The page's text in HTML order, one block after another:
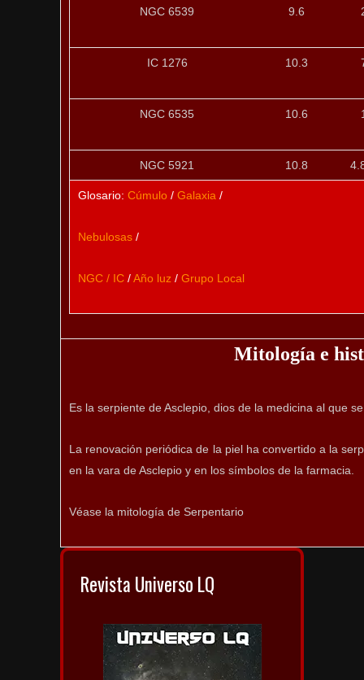
NGC 6539 9.6
IC 1276 10.3
NGC 6535 10.6
NGC 5921 10.8
Glosario: Cúmulo / Galaxia /
Nebulosas /
NGC / IC /Año luz / Grupo Local
Mitología e
Es la serpiente de Asclepio, dios de la medicina al que
La renovación periódica de la piel ha convertido a la
en la vara de Asclepio y en los símbolos de la farmacia.
Véase la mitología de Serpentario
Revista Universo LQ